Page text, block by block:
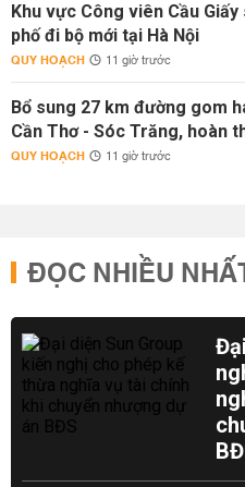
Khu vực Công viên Cầu
phố đi bộ mới tại Hà Nội
QUY HOẠCH 11 giờ trước
Bổ sung 27 km đường gom
Cần Thơ - Sóc Trăng, hoàn
QUY HOẠCH 11 giờ trước
ĐỌC NHIỀU